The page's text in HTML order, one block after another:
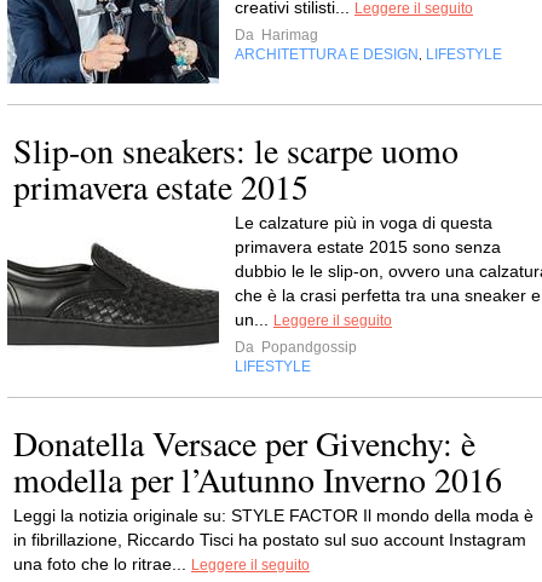
creativi stilisti...
Leggere il seguito
Da Harimag
ARCHITETTURA E DESIGN
LIFESTYLE
Slip-on sneakers: le scarpe uomo
primavera estate 2015
Le calzature più in voga di questa
primavera estate 2015 sono senza
dubbio le le slip-on, ovvero una
che è la crasi perfetta tra una sneaker e
un...
Leggere il seguito
Da Popandgossip
LIFESTYLE
Donatella Versace per Givenchy: è
modella per l’Autunno Inverno 2016
Leggi la notizia originale su: STYLE FACTOR Il mondo della moda è
in fibrillazione, Riccardo Tisci ha postato sul suo account Instagram
una foto che lo ritrae...
Leggere il seguito